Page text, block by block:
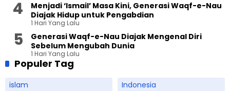
Menjadi ‘Ismail’ Masa Kini, Generasi Waqf-e-Nau
Diajak Hidup untuk Pengabdian
1 Hari Yang Lalu
Generasi Waqf-e-Nau Diajak Mengenal Diri
Sebelum Mengubah Dunia
1 Hari Yang Lalu
Populer Tag
islam
Indonesia